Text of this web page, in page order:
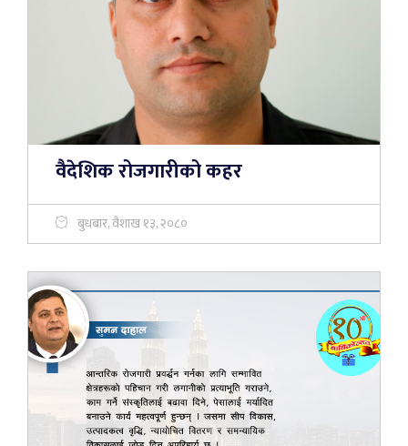
वैदेशिक रोजगारीको कहर
बुधबार, वैशाख १३, २०८०